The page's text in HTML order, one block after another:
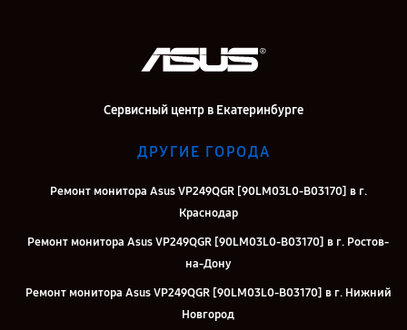
Сервисный центр в Екатеринбурге
ДРУГИЕ ГОРОДА
Ремонт монитора Asus VP249QGR [90LM03L0-B03170] в г.
Краснодар
Ремонт монитора Asus VP249QGR [90LM03L0-B03170] в г. Ростов-
на-Дону
Ремонт монитора Asus VP249QGR [90LM03L0-B03170] в г. Нижний
Новгород